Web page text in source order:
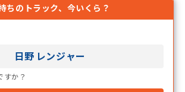
ちのトラック、今いくら？
日野 レンジャー
すか？